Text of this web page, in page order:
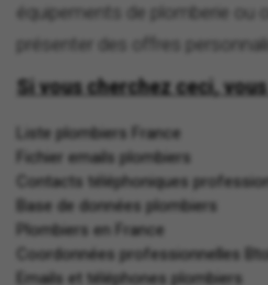
équipements de plomberie ou
présenter des offres
Si vous cherchez ceci,
Liste plombiers France
Fichier emails plombiers
Contacts téléphoniques
Base de données plombiers
Plombiers en France
Coordonnées professionnelles
Emails et téléphones plombiers